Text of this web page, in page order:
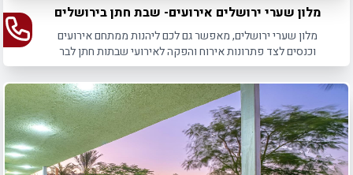
מלון שערי ירושלים אירועים- שבת חתן בירושלים
מלון שערי ירושלים, מאפשר גם לכם ליהנות ממתחם אירועים
וכנסים לצד פתרונות אירוח והפקה לאירועי שבתות חתן לבר
מצווה/חתונה.